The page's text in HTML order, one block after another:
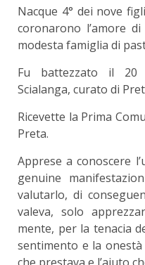
Nacque 4° dei nove
coronarono l’amore
modesta famiglia di
Fu battezzato il 20
Scialanga, curato di
Ricevette la Prima
Preta.
Apprese a conoscere
genuine
valutarlo, di
valeva, solo
mente, per la tenacia
sentimento e la